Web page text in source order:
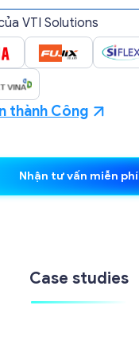
VTI Solutions
thành Công
Nhận tư vấn miễn phí
Case studies